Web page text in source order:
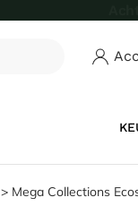
> Mega Collections